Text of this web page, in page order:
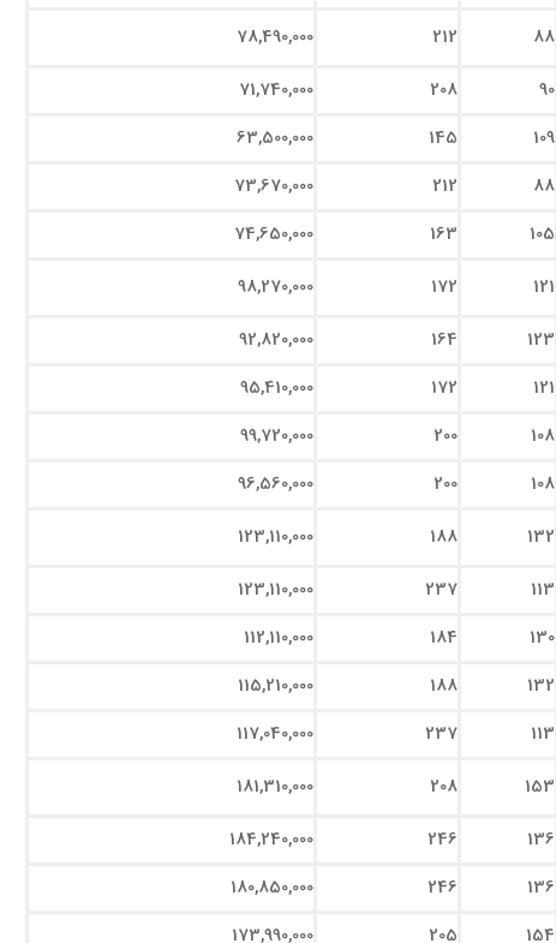
88
212
78,490,000
90
208
71,740,000
109
145
63,500,000
88
212
73,670,000
105
163
74,650,000
121
172
98,270,000
123
164
92,820,000
121
172
95,410,000
108
200
99,720,000
108
200
96,560,000
132
188
123,110,000
113
237
123,110,000
130
184
112,110,000
132
188
115,210,000
113
237
117,040,000
153
208
181,310,000
136
246
184,240,000
136
246
180,850,000
154
205
173,990,000